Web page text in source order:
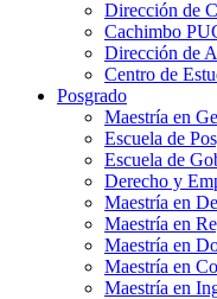
Dirección de
Cachimbo
Dirección de
Centro de
Posgrado
Maestría en
Escuela de
Escuela de
Derecho y
Maestría en
Maestría en
Maestría en
Maestría en
Maestría en